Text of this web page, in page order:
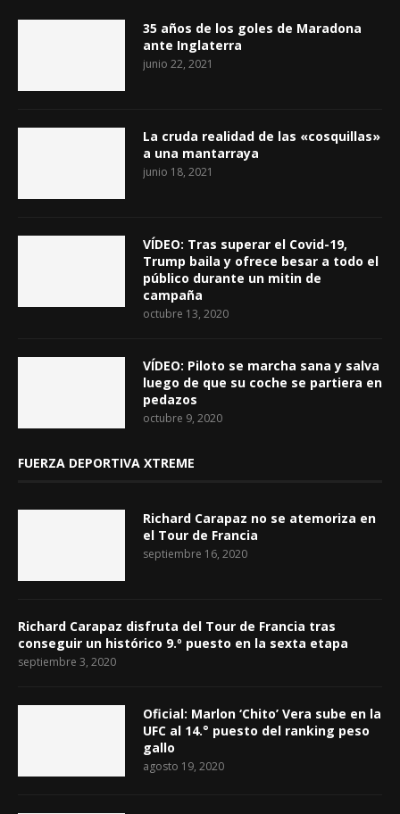
35 años de los goles de Maradona
ante Inglaterra
junio 22, 2021
La cruda realidad de las «cosquillas»
a una mantarraya
junio 18, 2021
VÍDEO: Tras superar el Covid-19,
Trump baila y ofrece besar a todo el
público durante un mitin de
campaña
octubre 13, 2020
VÍDEO: Piloto se marcha sana y salva
luego de que su coche se partiera en
pedazos
octubre 9, 2020
FUERZA DEPORTIVA XTREME
Richard Carapaz no se atemoriza en
el Tour de Francia
septiembre 16, 2020
Richard Carapaz disfruta del Tour de Francia tras
conseguir un histórico 9.º puesto en la sexta etapa
septiembre 3, 2020
Oficial: Marlon ‘Chito’ Vera sube en la
UFC al 14.° puesto del ranking peso
gallo
agosto 19, 2020